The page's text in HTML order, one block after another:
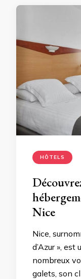
HÔTELS
Nice
Nice,
d’Azur »,
nombreux
galets, son